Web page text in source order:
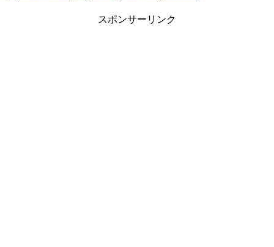
スポンサーリンク